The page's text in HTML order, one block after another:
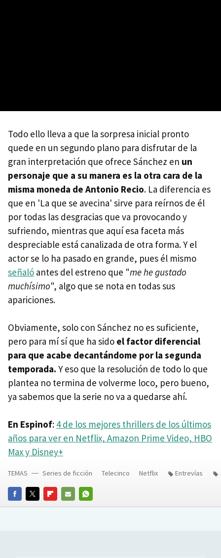
Todo ello lleva a que la sorpresa inicial pronto
quede en un segundo plano para disfrutar de la
gran interpretación que ofrece Sánchez en un
personaje que a su manera es la otra cara de la
misma moneda de Antonio Recio. La diferencia es
que en 'La que se avecina' sirve para reírnos de él
por todas las desgracias que va provocando y
sufriendo, mientras que aquí esa faceta más
despreciable está canalizada de otra forma. Y el
actor se lo ha pasado en grande, pues él mismo
señaló antes del estreno que "me he gustado
muchísimo", algo que se nota en todas sus
apariciones.
Obviamente, solo con Sánchez no es suficiente,
pero para mí sí que ha sido el factor diferencial
para que acabe decantándome por la segunda
temporada. Y eso que la resolución de todo lo que
plantea no termina de volverme loco, pero bueno,
ya sabemos que la serie no va a quedarse ahí.
En Espinof: 4 de los mejores thrillers de los últimos
años para ver en Netflix, Amazon Prime Video, HBO
Max y Disney+
FACEBOOKTWITTERFLIPBOARD
E-
WHATSAPP
TEMAS Series de ficción Telecinco Netflix Entrevías